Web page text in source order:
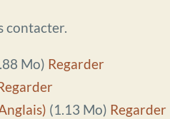
contacter.
Mo) Regarder
(1.13 Mo) Regarder